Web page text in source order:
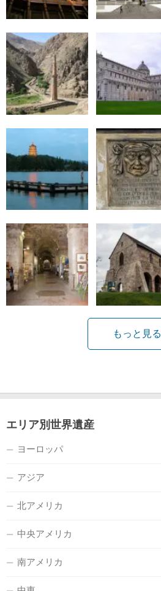
もっと見る
エリア別世界遺産
ヨーロッパ
アジア
北アメリカ
中央アメリカ
南アメリカ